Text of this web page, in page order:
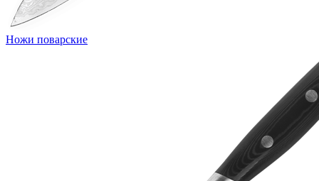
Ножи поварские